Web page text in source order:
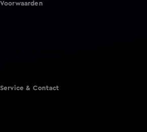
Voorwaarden
Service & Contact